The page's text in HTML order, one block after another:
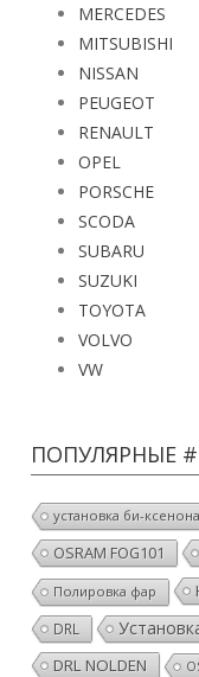
MERCEDES
MITSUBISHI
NISSAN
PEUGEOT
RENAULT
OPEL
PORSCHE
SCODA
SUBARU
SUZUKI
TOYOTA
VOLVO
VW
ПОПУЛЯРНЫЕ
установка би-ксенона
OSRAM FOG101
Полировка фар
DRL
DRL NOLDEN